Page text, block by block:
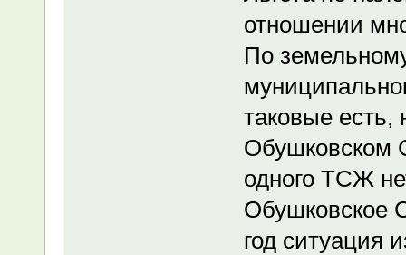
отношении
По
таковые
Обушковском
одного ТСЖ
Обушковское
год ситуация